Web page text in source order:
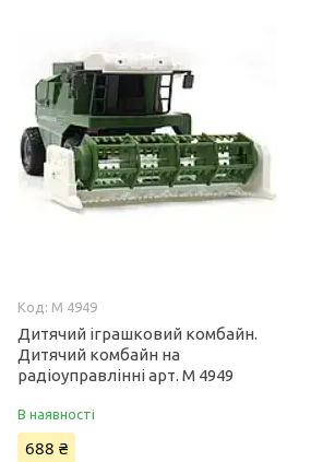
M 4949
Дитячий іграшковий комбайн.
Дитячий комбайн на
радіоуправлінні арт. M 4949
В наявності
688 ₴